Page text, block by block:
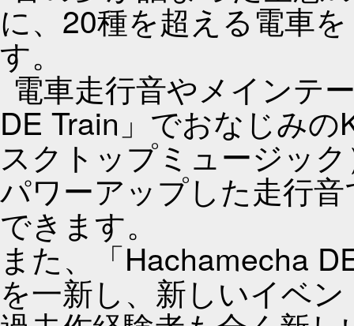
に、20種を超える電車
す。
電車走行音やメインテ
DE Train」でおなじみ
スクトップミュージッ
パワーアップした走行
できます。
また、「Hachamecha
を一新し、新しいイベ